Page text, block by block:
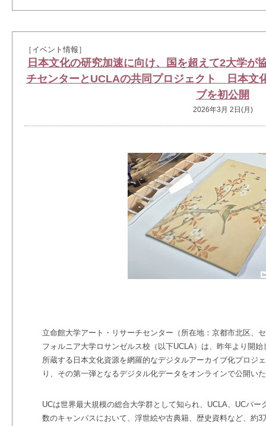
［イベント情報］
日本文化の研究加速に向け、国を超えて2大学
チセンターとUCLAの共同プロジェクト 日本文
ブを初公開
2026年3月 2日(月)
立命館大学アート・リサーチセンター（所在地：京都市北区、
フォルニア大学ロサンゼルス校（以下UCLA ）は、昨年より開
所蔵する日本文化資源を網羅的なデジタルアーカイブ化プロジ
り、その第一弾となるデジタル化データをオンラインで公開い
UCは世界最大規模の総合大学群として知られ、 UCLA、 UCバー
数のキャンパスにおいて、浮世絵や古典籍、歴史資料など、約3